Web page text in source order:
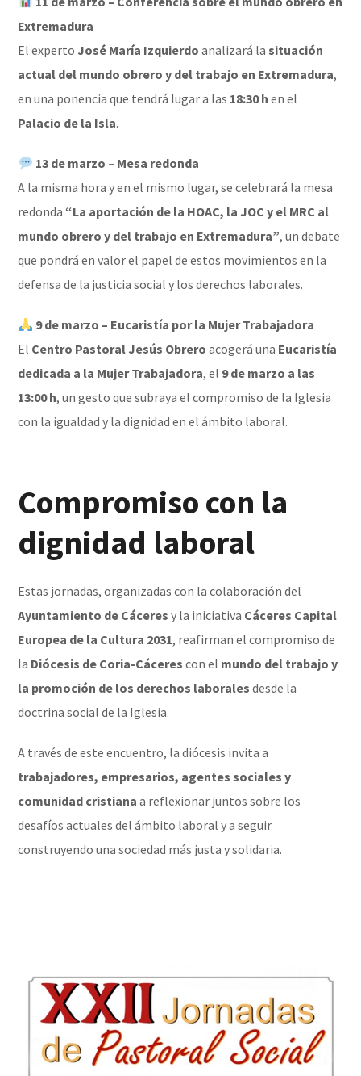
Extremadura
El experto José María Izquierdo analizará lasituación
actual del mundo obrero y del trabajo en Extremadura,
en una ponencia que tendrá lugar a las 18:30 h en el
Palacio de la Isla.
13 de marzo – Mesa redonda
A la misma hora y en el mismo lugar, se celebrará la mesa
redonda “La aportación de la HOAC, la JOC y el MRC al
mundo obrero y del trabajo en Extremadura”, un debate
que pondrá en valor el papel de estos movimientos en la
defensa de la justicia social y los derechos laborales.
9 de marzo – Eucaristía por la Mujer Trabajadora
El Centro Pastoral Jesús Obrero acogerá una Eucaristía
dedicada a la Mujer Trabajadora, el 9 de marzo a las
13:00 h, un gesto que subraya el compromiso de la Iglesia
con la igualdad y la dignidad en el ámbito laboral.
Compromiso con la
dignidad laboral
Estas jornadas, organizadas con la colaboración del
Ayuntamiento de Cáceres y la iniciativa Cáceres Capital
Europea de la Cultura 2031, reafirman el compromiso de
la Diócesis de Coria-Cáceres con el mundo del trabajo y
la promoción de los derechos laborales desde la
doctrina social de la Iglesia.
A través de este encuentro, la diócesis invita a
trabajadores, empresarios, agentes sociales y
comunidad cristiana a reflexionar juntos sobre los
desafíos actuales del ámbito laboral y a seguir
construyendo una sociedad más justa y solidaria.